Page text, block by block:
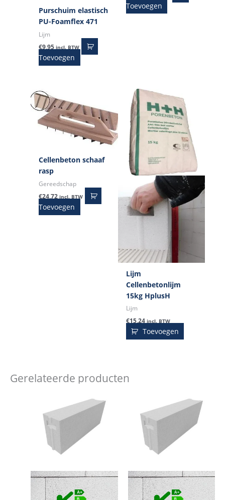
Purschuim elastisch
PU-Foamflex 471
Lijm
€9,95 incl. BTW
Toevoegen
Toevoegen
Cellenbeton schaaf
rasp
Gereedschap
€24,72 incl. BTW
Toevoegen
Lijm
Cellenbetonlijm
15kg HplusH
Lijm
€15,24 incl. BTW
Toevoegen
Gerelateerde producten